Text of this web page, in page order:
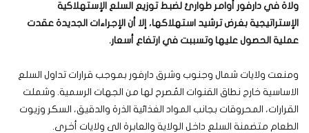
ولاة في دارفور أوامر طوارئ لضبط توزيع السلع الإستهلاكية
الإستراتيجية بغرض ترشيد استهلاكها، إلا أن الإجراءات الجديدة عقدت
عملية الحصول عليها وتسببت في ارتفاع أسعار.
ومنعت ولايات شمال وجنوب وشرق دارفور بموجب قرارات تداول السلع
الاساسية خارج نطاق القنوات المُصرح لها من الجهات الرسمية. وشملت
القرارات، المحروقات بجانب المواد الغذائية الذرة والدقيق، السكر وزيوت
الطعام متضمنة السلع داخل الولاية والعابرة الى ولايات أخرى.